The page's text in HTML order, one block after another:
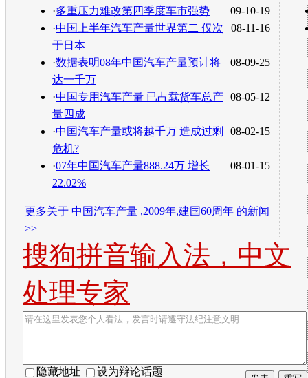
09-10-19
·多重压力难改第四季度车市强势
08-11-16
·中国上半年汽车产量世界第二 仅次
于日本
08-09-25
·数据表明08年中国汽车产量预计将
达一千万
08-05-12
·中国专用汽车产量 已占载货车总产
量四成
08-02-15
·中国汽车产量或将越千万 造成过剩
危机?
08-01-15
·07年中国汽车产量888.24万 增长
22.02%
更多关于 中国汽车产量 ,2009年,建国60周年 的新闻
>>
搜狗拼音输入法，中文
处理专家
隐藏地址 设为辩论话题